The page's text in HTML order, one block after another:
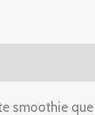
smoothie